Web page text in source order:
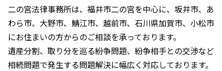
二の宮法律事務所は、福井市二の宮を中心に、坂井市、あ
わら市、大野市、鯖江市、越前市、石川県加賀市、小松市
にお住まいの方からのご相談を承っております。
遺産分割、取り分を巡る紛争問題、紛争相手との交渉など
相続問題で発生する問題解決に幅広く対応しております。